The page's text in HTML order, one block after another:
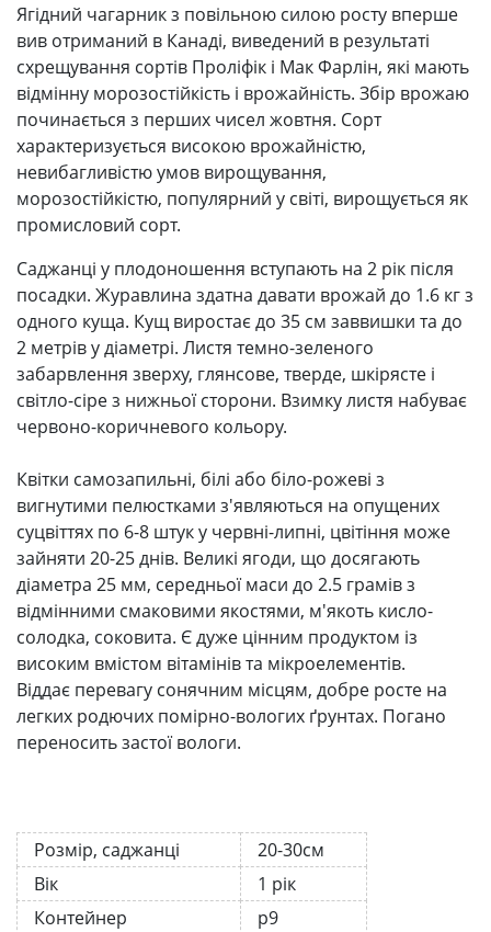
Ягідний чагарник з повільною силою росту вперше
вив отриманий в Канаді, виведений в результаті
схрещування сортів Проліфік і Мак Фарлін, які мають
відмінну морозостійкість і врожайність. Збір врожаю
починається з перших чисел жовтня. Сорт
характеризується високою врожайністю,
невибагливістю умов вирощування,
морозостійкістю, популярний у світі, вирощується як
промисловий сорт.
Саджанці у плодоношення вступають на 2 рік після
посадки. Журавлина здатна давати врожай до 1.6 кг з
одного куща. Кущ виростає до 35 см заввишки та до
2 метрів у діаметрі. Листя темно-зеленого
забарвлення зверху, глянсове, тверде, шкірясте і
світло-сіре з нижньої сторони. Взимку листя набуває
червоно-коричневого кольору.
Квітки самозапильні, білі або біло-рожеві з
вигнутими пелюстками з'являються на опущених
суцвіттях по 6-8 штук у червні-липні, цвітіння може
зайняти 20-25 днів. Великі ягоди, що досягають
діаметра 25 мм, середньої маси до 2.5 грамів з
відмінними смаковими якостями, м'якоть кисло-
солодка, соковита. Є дуже цінним продуктом із
високим вмістом вітамінів та мікроелементів.
Віддає перевагу сонячним місцям, добре росте на
легких родючих помірно-вологих ґрунтах. Погано
переносить застої вологи.
Розмір, саджанці
20-30см
Вік
1 рік
Контейнер
р9